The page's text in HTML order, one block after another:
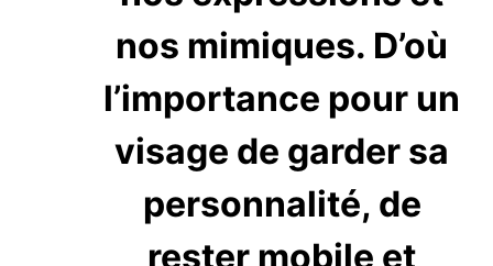
nos mimiques. D’où
l’importance pour un
visage de garder sa
personnalité, de
rester mobile et